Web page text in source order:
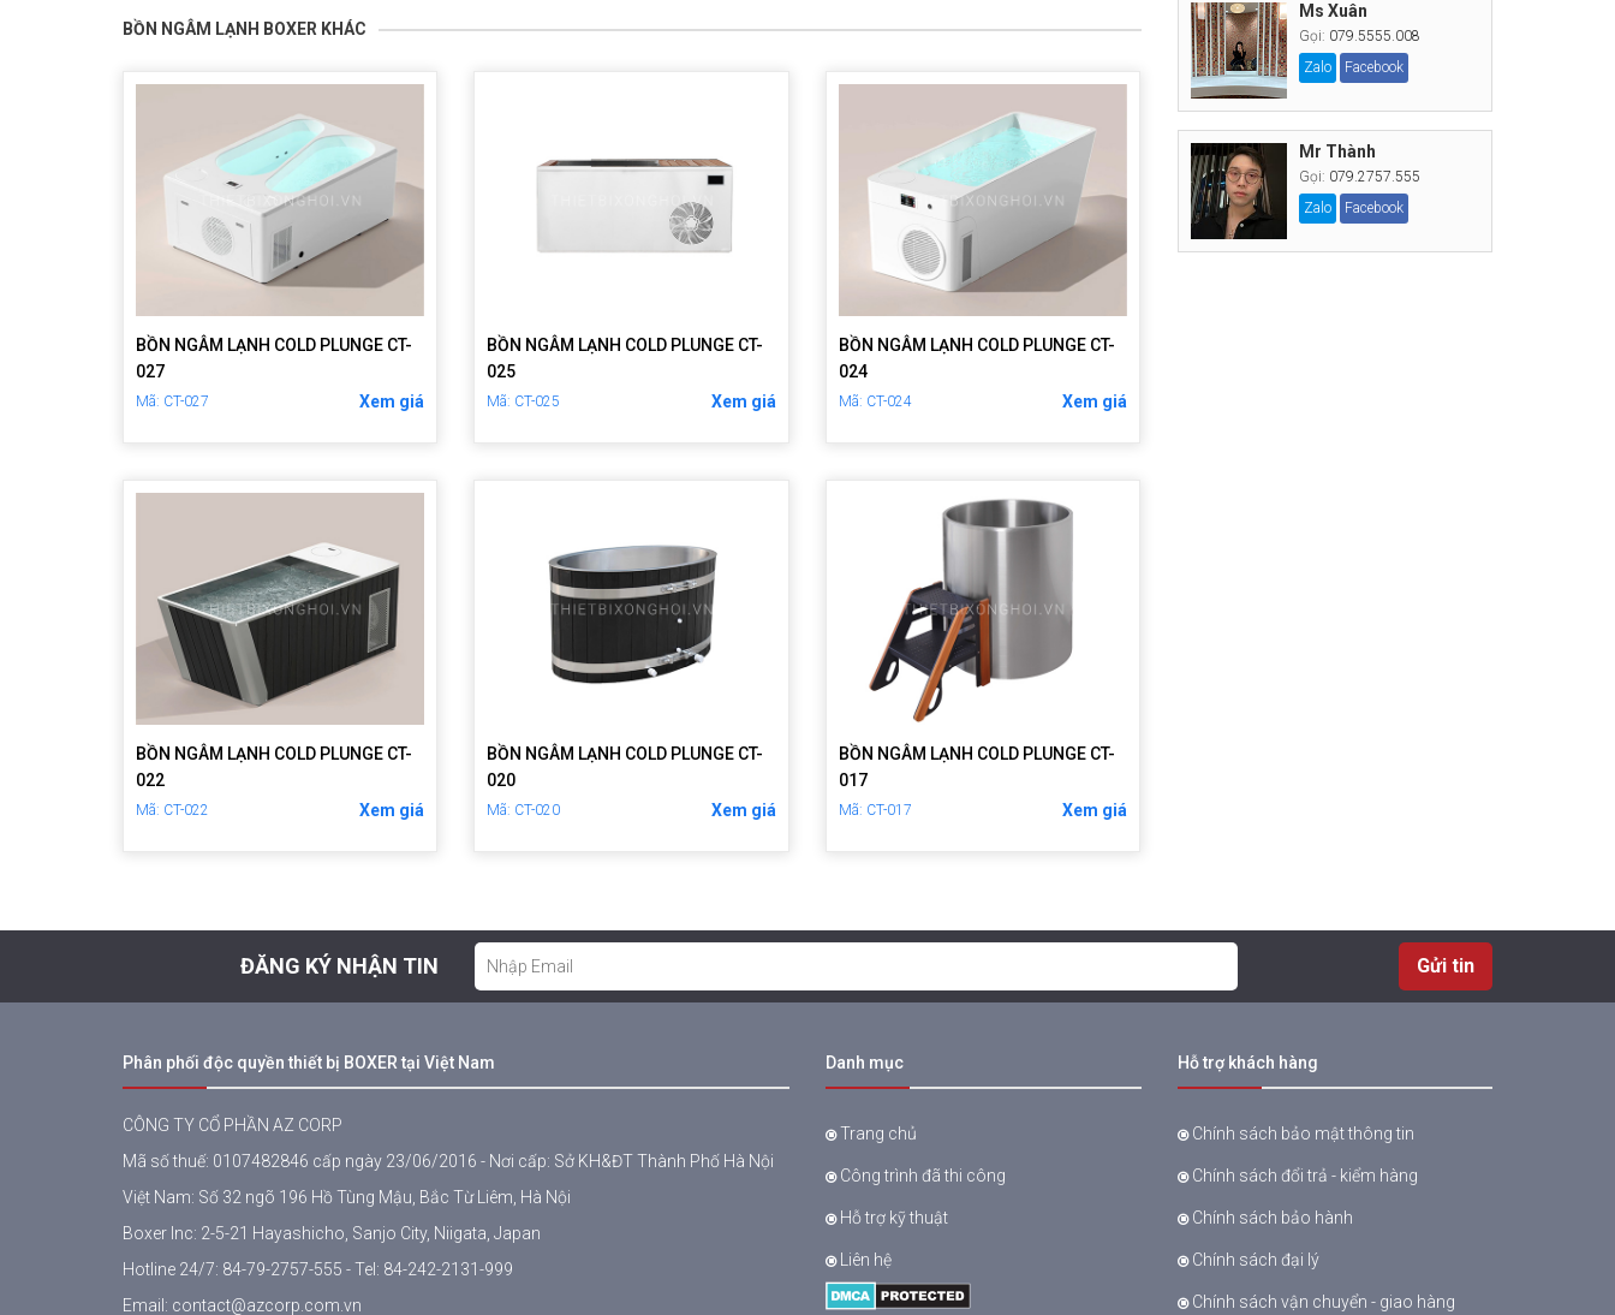
BỒN NGÂM LẠNH BOXER KHÁC
BỒN NGÂM LẠNH COLD PLUNGE CT-
027
Mã: CT-027 Xem giá
BỒN NGÂM LẠNH COLD PLUNGE CT-
025
Mã: CT-025 Xem giá
BỒN NGÂM LẠNH COLD PLUNGE CT-
024
Mã: CT-024 Xem giá
BỒN NGÂM LẠNH COLD PLUNGE CT-
022
Mã: CT-022 Xem giá
BỒN NGÂM LẠNH COLD PLUNGE CT-
020
Mã: CT-020 Xem giá
BỒN NGÂM LẠNH COLD PLUNGE CT-
017
Mã: CT-017 Xem giá
Ms Xuân
Gọi: 079.5555.008
Zalo
Facebook
Mr Thành
Gọi: 079.2757.555
Zalo
Facebook
ĐĂNG KÝ NHẬN TIN Gửi tin
Phân phối độc quyền thiết bị BOXER tại Việt Nam
CÔNG TY CỔ PHẦN AZ CORP
Mã số thuế: 0107482846 cấp ngày 23/06/2016 - Nơi cấp: Sở KH&ĐT Thành Phố Hà Nội
Việt Nam: Số 32 ngõ 196 Hồ Tùng Mậu, Bắc Từ Liêm, Hà Nội
Boxer Inc: 2-5-21 Hayashicho, Sanjo City, Niigata, Japan
Hotline 24/7: 84-79-2757-555 - Tel: 84-242-2131-999
Email: contact@azcorp.com.vn
Danh mục
Trang chủ
Công trình đã thi công
Hỗ trợ kỹ thuật
Liên hệ
Hỗ trợ khách hàng
Chính sách bảo mật thông tin
Chính sách đổi trả - kiểm hàng
Chính sách bảo hành
Chính sách đại lý
Chính sách vận chuyển - giao hàng